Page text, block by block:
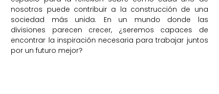
nosotros puede contribuir a la construcción de una
sociedad más unida. En un mundo donde las
divisiones parecen crecer, ¿seremos capaces de
encontrar la inspiración necesaria para trabajar juntos
por un futuro mejor?